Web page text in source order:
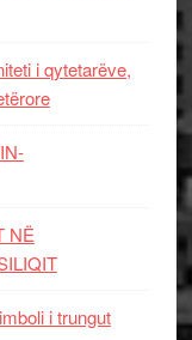
i qytetarëve,
NË
i trungut